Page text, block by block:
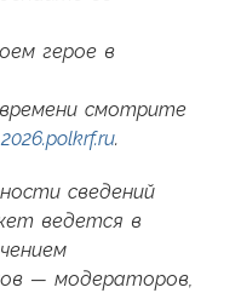
герое в
смотрите
2026.polkrf.ru.
сведений
ведется в
— модераторов,